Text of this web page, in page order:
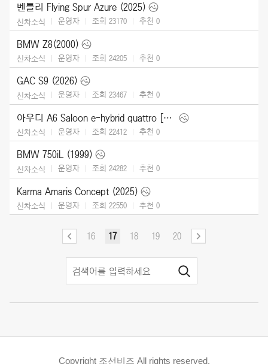
벤틀리 Flying Spur Azure (2025)
신차소식 운영자 조회 23170 추천 0
BMW Z8(2000)
신차소식 운영자 조회 24205 추천 0
GAC S9 (2026)
신차소식 운영자 조회 23467 추천 0
아우디 A6 Saloon e-hybrid quattro [UK] (2026)
신차소식 운영자 조회 22412 추천 0
BMW 750iL (1999)
신차소식 운영자 조회 24282 추천 0
Karma Amaris Concept (2025)
신차소식 운영자 조회 22550 추천 0
16 17 18 19 20
Copyright 조선비즈 All rights reserved.